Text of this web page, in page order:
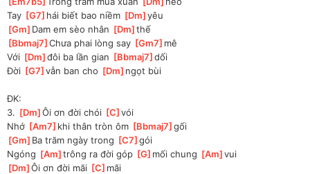
Tay [G7 ]hái biết bao niềm [Dm ]
yêu
[Gm ]Dam em sèo nhân [Dm ]thế
[Bbmaj7 ]
Chưa phai lòng say [Gm7 ]mê
Với [Dm ]
đôi ba lần gian [Bbmaj7 ]
dối
Đời [G7 ]
vẫn ban cho [Dm ]ngọt bùi
ĐK:
3. [Dm ]
Ôi ơn đời chói [C ]
vói
Nhớ [Am7 ]khi thân tròn ôm [Bbmaj7 ]
gối
[Gm ]Ba trăm ngày trong [C7 ]
gói
Ngóng [Am ]trông ra đời góp [G ]mối chung [Am ]
vui
[Dm ]
Ôi ơn đời mãi [C ]mãi